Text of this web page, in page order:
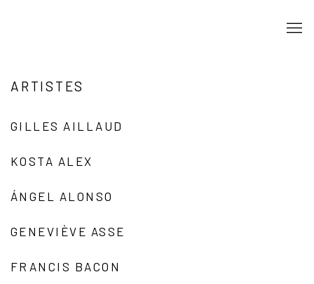
ARTISTES
GILLES AILLAUD
KOSTA ALEX
ÁNGEL ALONSO
GENEVIÈVE ASSE
FRANCIS BACON